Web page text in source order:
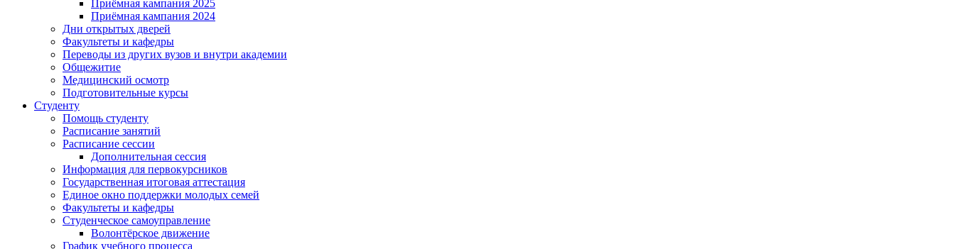
Приёмная кампания 2025
Приёмная кампания 2024
Дни открытых дверей
Факультеты и кафедры
Переводы из других вузов и внутри академии
Общежитие
Медицинский осмотр
Подготовительные курсы
Студенту
Помощь студенту
Расписание занятий
Расписание сессии
Дополнительная сессия
Информация для первокурсников
Государственная итоговая аттестация
Единое окно поддержки молодых семей
Факультеты и кафедры
Студенческое самоуправление
Волонтёрское движение
График учебного процесса